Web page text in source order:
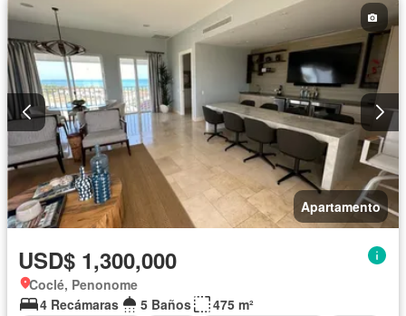
Apartamento
USD$ 1,300,000
Coclé, Penonome
4 Recámaras
5 Baños
475 m²